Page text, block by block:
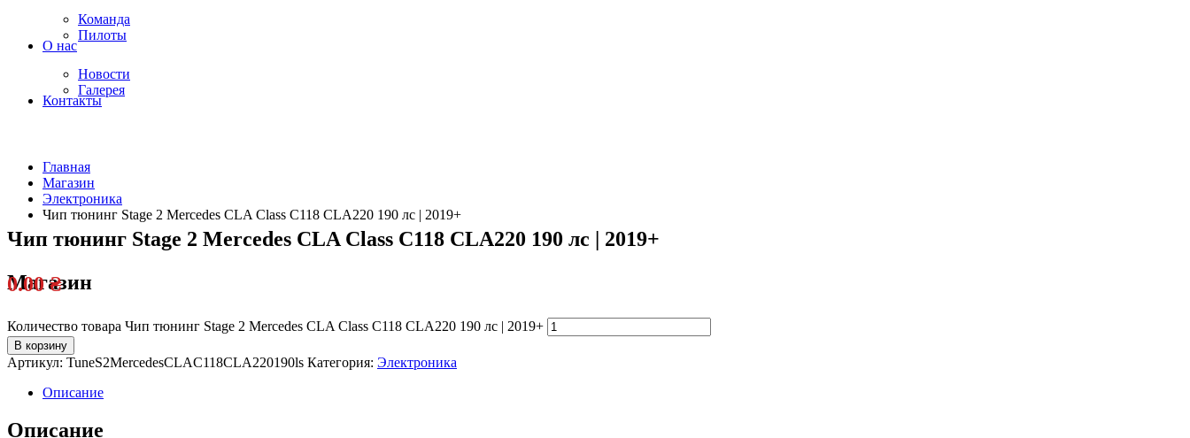
Команда
Пилоты
О нас
Новости
Галерея
Контакты
Главная
Магазин
Электроника
Чип тюнинг Stage 2 Mercedes CLA Class C118 CLA220 190 лс | 2019+
Магазин
Чип тюнинг Stage 2 Mercedes CLA Class C118 CLA220 190 лс | 2019+
0.00₴
Количество товара Чип тюнинг Stage 2 Mercedes CLA Class C118 CLA220 190 лс | 2019+
В корзину
Артикул: TuneS2MercedesCLAC118CLA220190ls Категория: Электроника
Описание
Описание